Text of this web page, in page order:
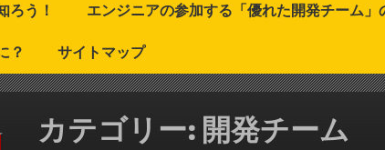
ろう！ エンジニアの参加する「優れた開発チーム」
？ サイトマップ
カテゴリー: 開発チーム